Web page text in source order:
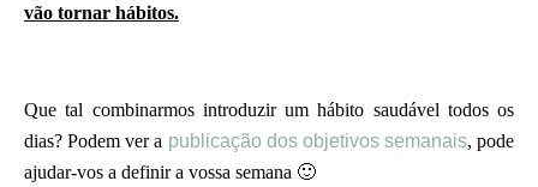
vão tornar hábitos.
Que tal combinarmos introduzir um hábito saudável todos os
dias? Podem ver a publicação dos objetivos semanais, pode
ajudar-vos a definir a vossa semana 🙂